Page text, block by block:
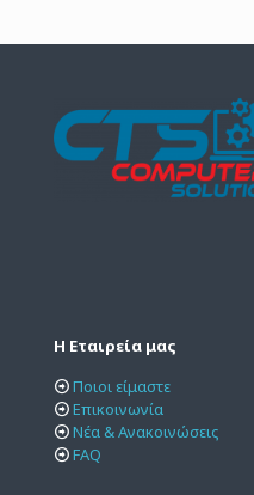
Η Εταιρεία μας
Ποιοι είμαστε
Επικοινωνία
Νέα & Ανακοινώσεις
FAQ